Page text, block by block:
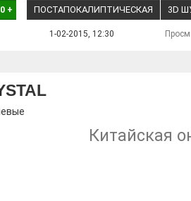
+ ПОСТАПОКАЛИПТИЧЕСКАЯ 3D
1-02-2015, 12:30
Китайская